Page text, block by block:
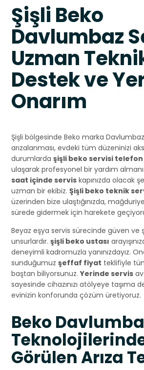
Şişli Beko
Davlumbaz
Uzman
Destek ve
Onarım
Şişli bölgesinde Beko marka Davlumbaz
arızalanması, evdeki tüm düzeninizi
durumlarda şişli beko servisi telefon
ulaşarak profesyonel bir yardım
saat içinde servis kapınızda olacak
uzman bir ekibiz. Şişli beko teknik
üzerinden bize ulaştığınızda,
sürede gidermek için harekete
Beyaz eşya servis sürecinde güven ve
unsurlardır. şişli beko ustası
deneyimli kadromuzla yanınızdayız.
sunduğumuz şeffaf fiyat teklifiyle
baştan biliyorsunuz.Yerinde servis
sayesinde cihazınızı atölyeye taşıma
evinizin konforunda çözüm üretiyoruz.
Beko
Görülen Arıza